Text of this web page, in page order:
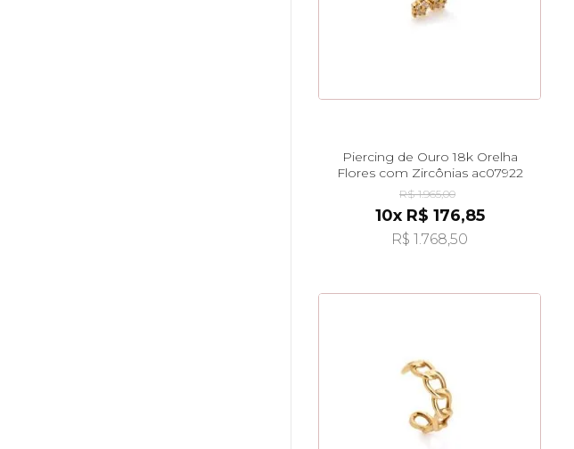
Piercing de Ouro 18k Orelha
Flores com Zircônias ac07922
R$ 1.965,00
10x R$ 176,85
R$ 1.768,50